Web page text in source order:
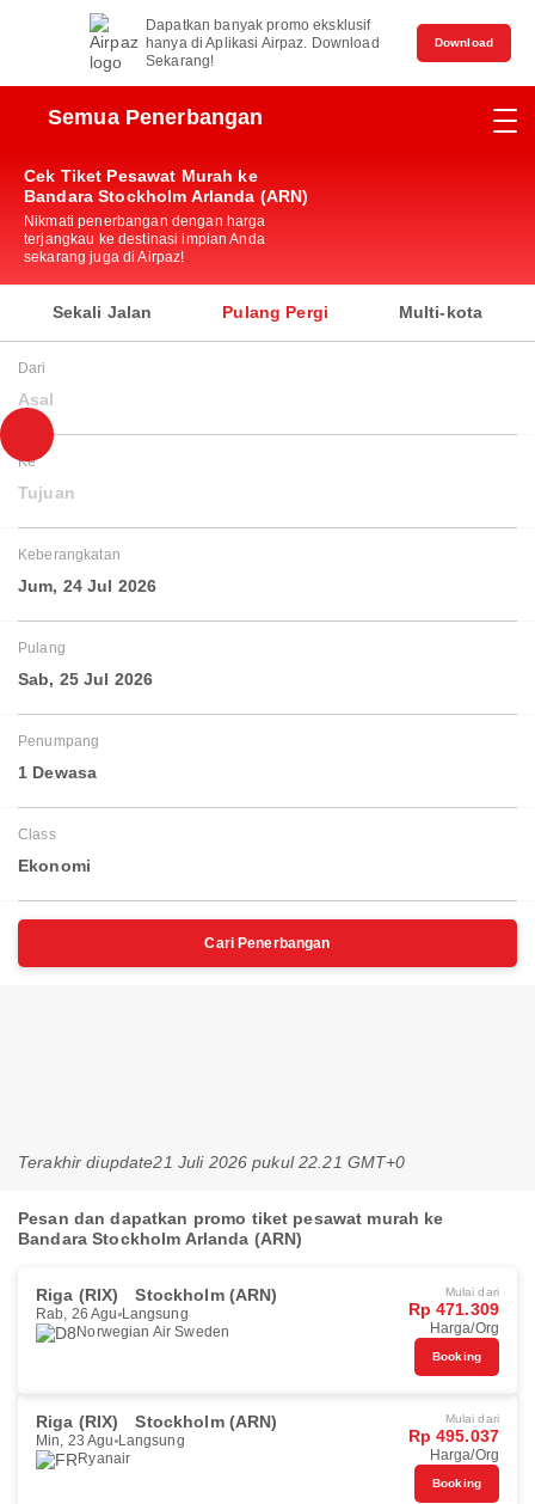
Dapatkan banyak promo eksklusif
hanya di Aplikasi Airpaz. Download
Sekarang!
Download
Semua Penerbangan
Cek Tiket Pesawat Murah ke
Bandara Stockholm Arlanda (ARN)
Nikmati penerbangan dengan harga
terjangkau ke destinasi impian Anda
sekarang juga di Airpaz!
Sekali Jalan Pulang Pergi Multi-kota
Dari
Asal
Ke
Tujuan
Keberangkatan
Jum, 24 Jul 2026
Pulang
Sab, 25 Jul 2026
Penumpang
1 Dewasa
Class
Ekonomi
Cari Penerbangan
Terakhir diupdate21 Juli 2026 pukul 22.21 GMT+0
Pesan dan dapatkan promo tiket pesawat murah ke
Bandara Stockholm Arlanda (ARN)
Riga (RIX) Stockholm (ARN)
Rab, 26 Agu Langsung
Norwegian Air Sweden
Mulai dari
Rp 471.309
Harga/Org
Booking
Riga (RIX) Stockholm (ARN)
Min, 23 Agu Langsung
Ryanair
Mulai dari
Rp 495.037
Harga/Org
Booking